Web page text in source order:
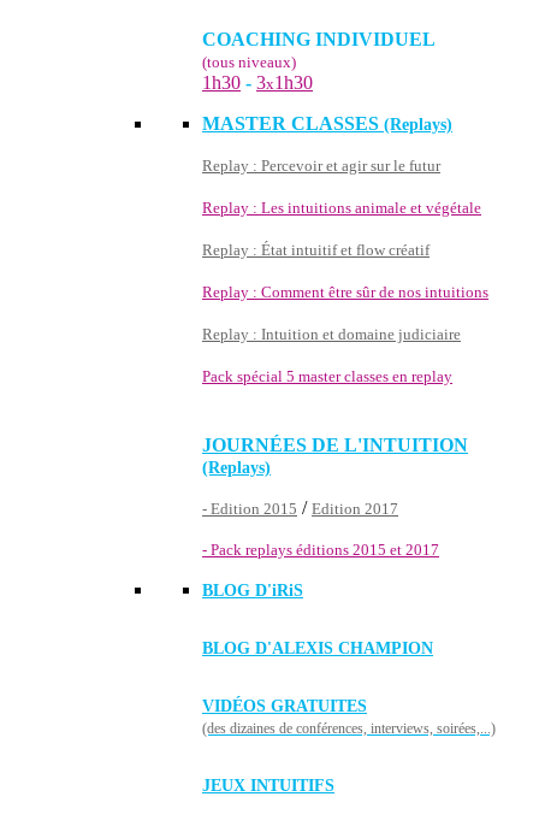
COACHING INDIVIDUEL
(tous niveaux)
1h30 - 3x1h30
MASTER CLASSES (Replays)
Replay : Percevoir et agir sur le futur
Replay : Les intuitions animale et végétale
Replay : État intuitif et flow créatif
Replay : Comment être sûr de nos intuitions
Replay : Intuition et domaine judiciaire
Pack spécial 5 master classes en replay
JOURNÉES DE L'INTUITION
(Replays)
- Edition 2015 / Edition 2017
- Pack replays éditions 2015 et 2017
BLOG D'iRiS
BLOG D'ALEXIS CHAMPION
VIDÉOS GRATUITES
(des dizaines de conférences, interviews, soirées,...)
JEUX INTUITIFS